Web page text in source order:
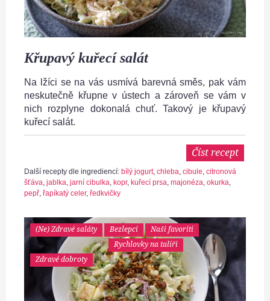
Křupavý kuřecí salát
Na lžíci se na vás usmívá barevná směs, pak vám
neskutečně křupne v ústech a zároveň se vám v
nich rozplyne dokonalá chuť. Takový je křupavý
kuřecí salát.
Číst recept
Další recepty dle ingrediencí: bílý jogurt, chleba, cibule, citronová
šťáva, jablka, jarní cibulka, kopr, kuřecí prsa, majonéza, okurka,
pepř, řapíkatý celer, ředkvičky
(Ne) Zdravé saláty Bezlepci
Naši favoriti
Rychlovky na talíři
Zdravé dobroty